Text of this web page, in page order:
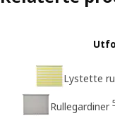
Lystette
Rullegardiner